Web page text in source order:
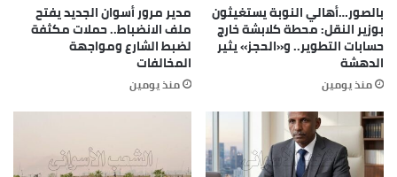
بالصور…أهالي النوبة يستغيثون
بوزير النقل: محطة كلابشة خارج
حسابات التطوير.. و«الحجز» يثير
الدهشة
منذ يومين
مدير مرور أسوان الجديد يفتح
ملف الانضباط.. حملات مكثفة
لضبط الشارع ومواجهة
المخالفات
منذ يومين